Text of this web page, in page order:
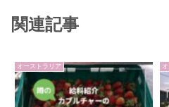
関連記事
オーストラリア